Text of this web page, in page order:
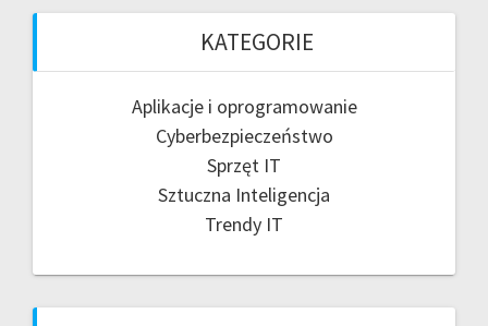
KATEGORIE
Aplikacje i oprogramowanie
Cyberbezpieczeństwo
Sprzęt IT
Sztuczna Inteligencja
Trendy IT